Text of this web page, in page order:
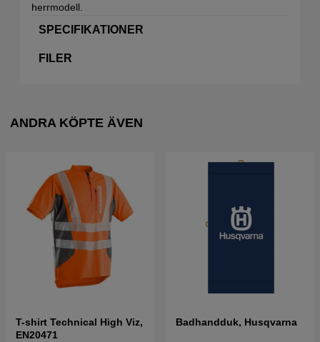
herrmodell.
SPECIFIKATIONER
FILER
ANDRA KÖPTE ÄVEN
T-shirt Technical High Viz,
EN20471
Badhandduk, Husqvarna